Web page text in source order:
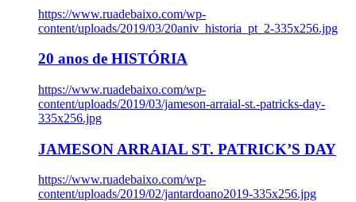
https://www.ruadebaixo.com/wp-
content/uploads/2019/03/20aniv_historia_pt_2-335x256.jpg
20 anos de HISTÓRIA
https://www.ruadebaixo.com/wp-
content/uploads/2019/03/jameson-arraial-st.-patricks-day-
335x256.jpg
JAMESON ARRAIAL ST. PATRICK’S DAY
https://www.ruadebaixo.com/wp-
content/uploads/2019/02/jantardoano2019-335x256.jpg